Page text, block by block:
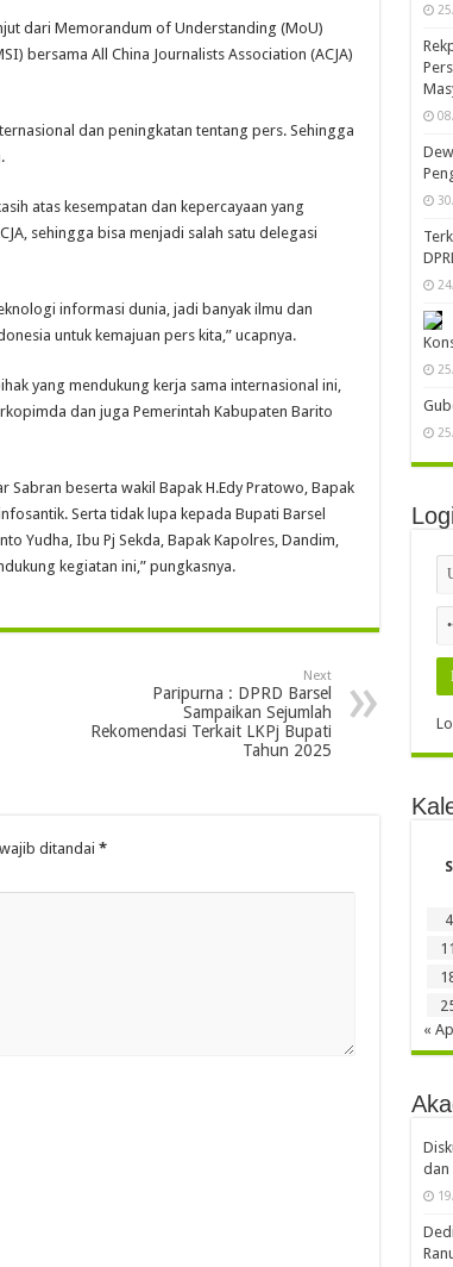
dari Memorandum of Understanding (MoU)
bersama All China Journalists Association (ACJA)
dan peningkatan tentang pers. Sehingga
atas kesempatan dan kepercayaan yang
sehingga bisa menjadi salah satu delegasi
informasi dunia, jadi banyak ilmu dan
untuk kemajuan pers kita,” ucapnya.
yang mendukung kerja sama internasional ini,
dan juga Pemerintah Kabupaten Barito
Sabran beserta wakil Bapak H.Edy Pratowo, Bapak
Serta tidak lupa kepada Bupati Barsel
Yudha, Ibu Pj Sekda, Bapak Kapolres, Dandim,
kegiatan ini,” pungkasnya.
Next
Paripurna : DPRD Barsel
Sampaikan Sejumlah
Rekomendasi Terkait LKPj Bupati
Tahun 2025
ditandai *
S
4
11
«
dan